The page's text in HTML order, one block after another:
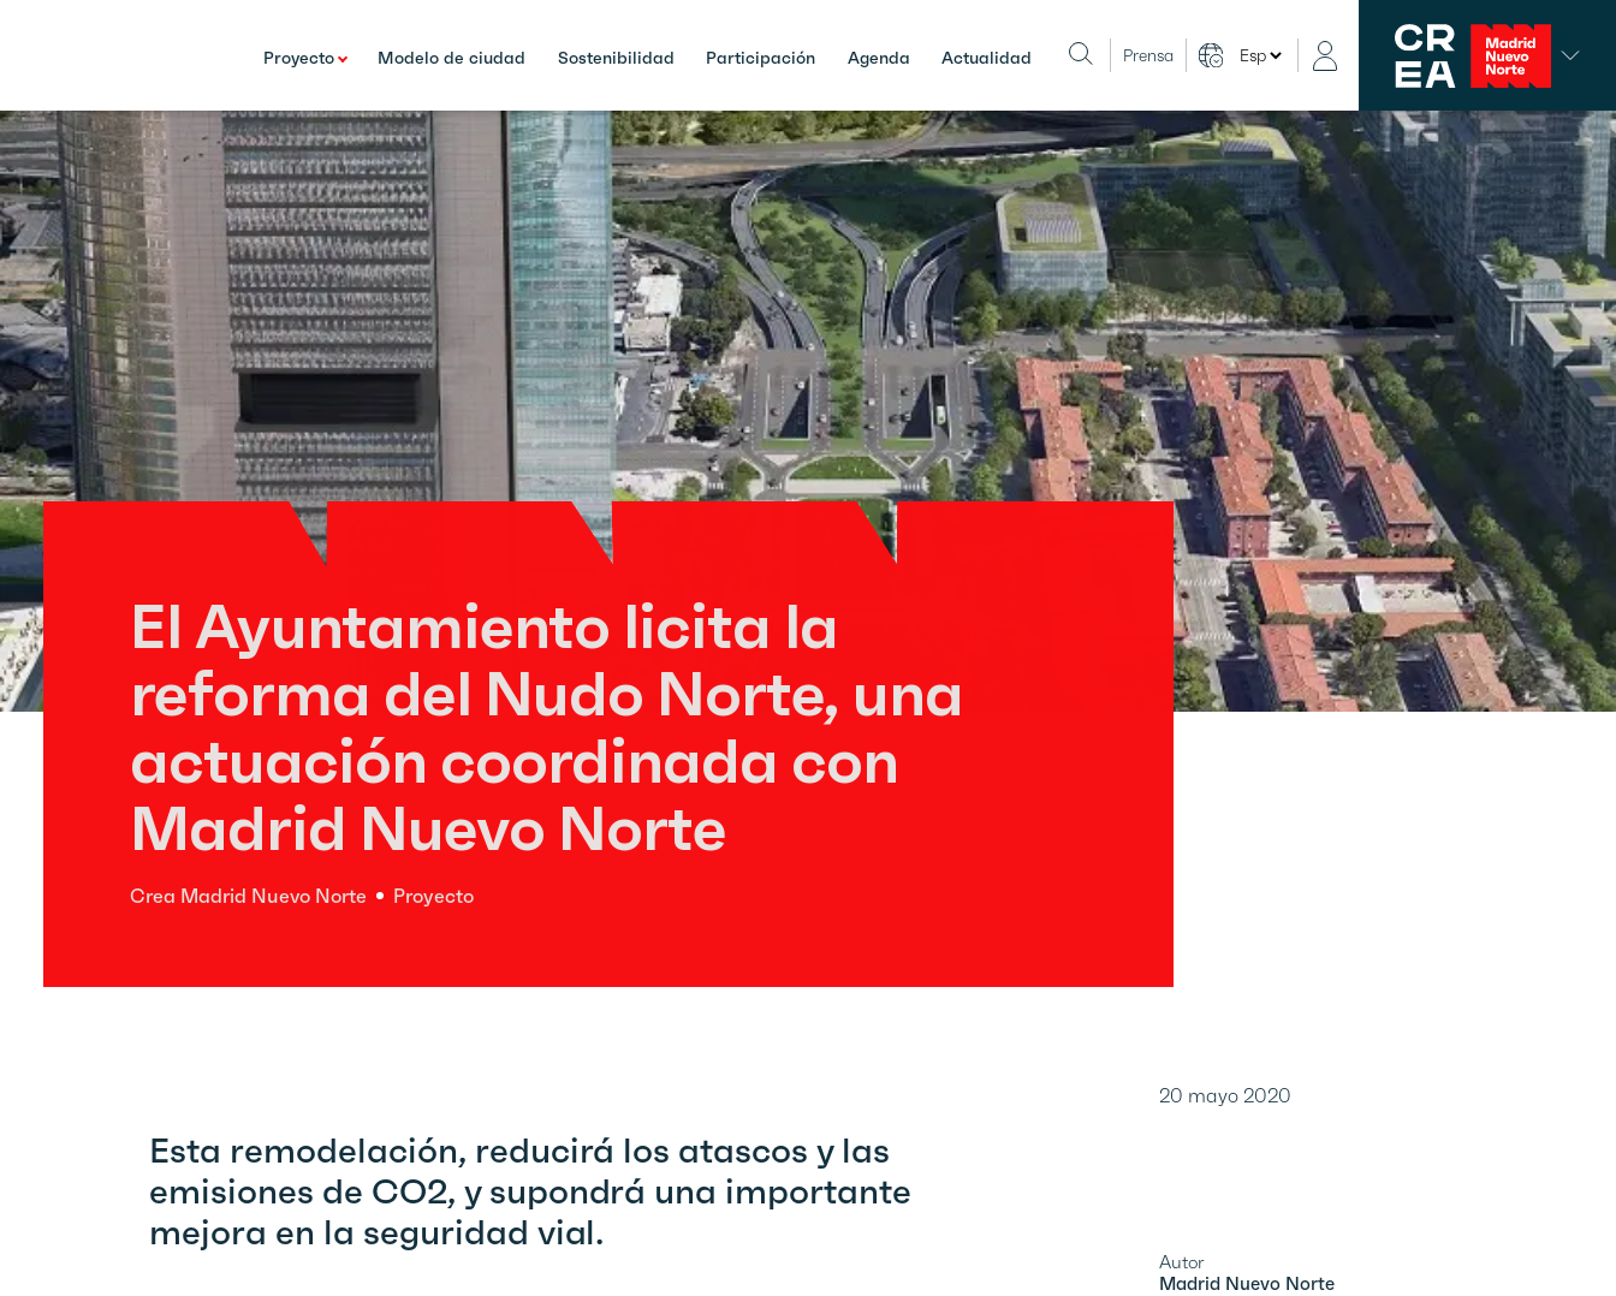
Proyecto Modelo de ciudad Sostenibilidad Participación Agenda Actualidad Prensa
El Ayuntamiento licita la
reforma del Nudo Norte, una
actuación coordinada con
Madrid Nuevo Norte
Crea Madrid Nuevo Norte Proyecto
Esta remodelación, reducirá los atascos y las
emisiones de CO2, y supondrá una importante
mejora en la seguridad vial.
20 mayo 2020
Autor
Madrid Nuevo Norte